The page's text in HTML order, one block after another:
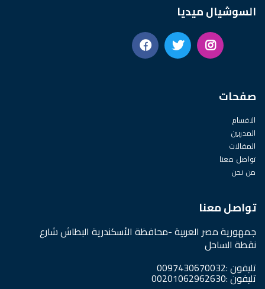
السوشيال ميديا
صفحات
الاقسام
المدربين
المقالات
تواصل معنا
من نحن
تواصل معنا
جمهورية مصر العربية -محافظة الأسكندرية البطاش شارع
نقطة الساحل
تليفون :0097430670032
تليفون :00201062962630